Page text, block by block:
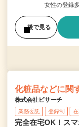
女性の登録
後で見る
化粧品などに関
株式会社ビサーチ
業務委託 登録制
完全在宅OK！ス